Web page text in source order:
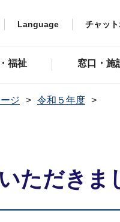
Language チャッ
福祉 窓口・施
ジ
令和５年度
ただきま